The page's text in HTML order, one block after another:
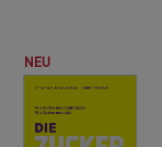
NEU